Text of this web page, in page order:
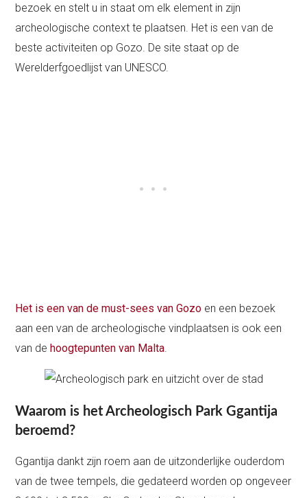
bezoek en stelt u in staat om elk element in zijn
archeologische context te plaatsen. Het is een van de
beste activiteiten op Gozo. De site staat op de
Werelderfgoedlijst van UNESCO.
Het is een van de must-sees van Gozo en een bezoek
aan een van de archeologische vindplaatsen is ook een
van dehoogtepunten van Malta.
Waarom is het Archeologisch Park Ggantija
beroemd?
Ggantija dankt zijn roem aan de uitzonderlijke ouderdom
van de twee tempels, die gedateerd worden op ongeveer